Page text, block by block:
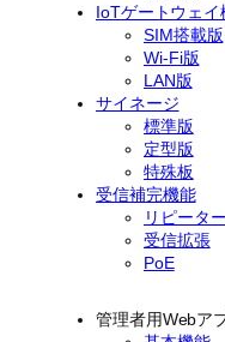
IoTゲートウェイ
SIM搭載版
Wi-Fi版
LAN版
サイネージ
標準版
定型版
特殊板
受信補完機能
リピーター
受信拡張
PoE
管理者用Webア